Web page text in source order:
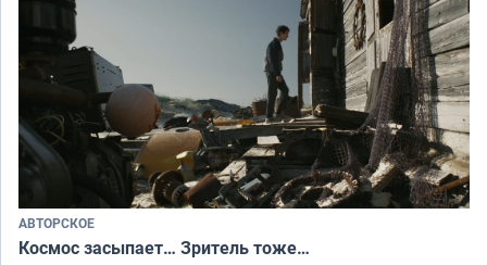
АВТОРСКОЕ
Космос засыпает… Зритель тоже…